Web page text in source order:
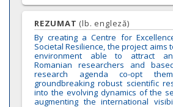
REZUMAT (lb. engleză)
By creating a Centre for
Societal Resilience, the project aims
environment able to attract
Romanian researchers and
research agenda co-opt
groundbreaking robust scientific
into the evolving dynamics of the
augmenting the international